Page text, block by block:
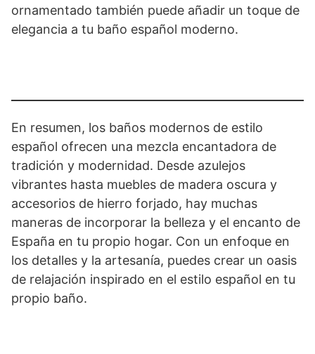
ornamentado también puede añadir un toque de
elegancia a tu baño español moderno.
En resumen, los baños modernos de estilo
español ofrecen una mezcla encantadora de
tradición y modernidad. Desde azulejos
vibrantes hasta muebles de madera oscura y
accesorios de hierro forjado, hay muchas
maneras de incorporar la belleza y el encanto de
España en tu propio hogar. Con un enfoque en
los detalles y la artesanía, puedes crear un oasis
de relajación inspirado en el estilo español en tu
propio baño.